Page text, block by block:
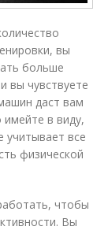
вы
больше
вы чувствуете
даст вам
в виду,
учитывает все
физической
чтобы
Вы